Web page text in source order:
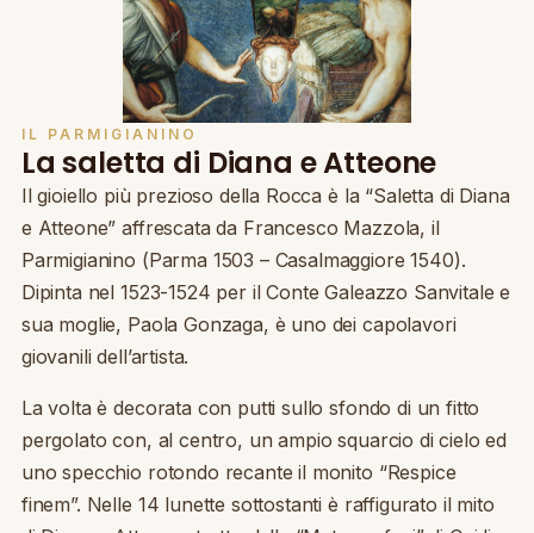
IL PARMIGIANINO
La saletta di Diana e Atteone
Il gioiello più prezioso della Rocca è la “Saletta di Diana
e Atteone” affrescata da Francesco Mazzola, il
Parmigianino (Parma 1503 – Casalmaggiore 1540).
Dipinta nel 1523-1524 per il Conte Galeazzo Sanvitale e
sua moglie, Paola Gonzaga, è uno dei capolavori
giovanili dell’artista.
La volta è decorata con putti sullo sfondo di un fitto
pergolato con, al centro, un ampio squarcio di cielo ed
uno specchio rotondo recante il monito “Respice
finem”. Nelle 14 lunette sottostanti è raffigurato il mito